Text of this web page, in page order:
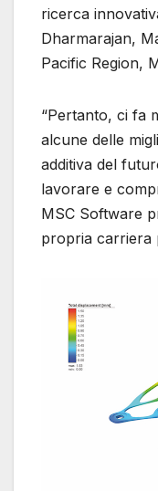
ricerca
Dharmarajan,
Pacific Region,
“Pertanto, ci fa
alcune delle
additiva del
lavorare e
MSC Software
propria carriera